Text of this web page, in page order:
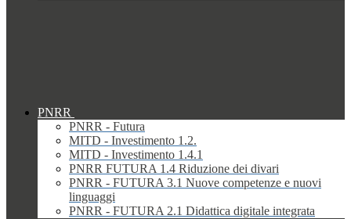
PNRR
PNRR - Futura
MITD - Investimento 1.2.
MITD - Investimento 1.4.1
PNRR FUTURA 1.4 Riduzione dei divari
PNRR - FUTURA 3.1 Nuove competenze e nuovi
linguaggi
PNRR - FUTURA 2.1 Didattica digitale integrata